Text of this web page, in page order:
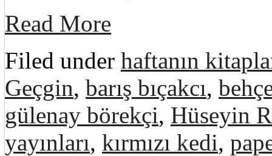
Read More
Filed under haftanın
Geçgin, barış bıçakcı,
gülenay börekçi, Hüseyin
yayınları, kırmızı kedi,